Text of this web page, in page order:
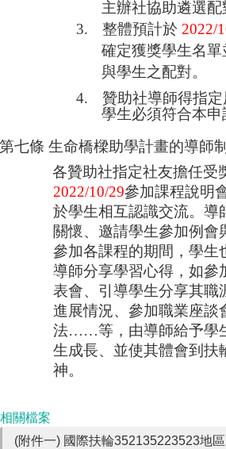
主辦社協助遴選配
3.
整體預計於 2022/
確定獲獎學生名
與學生之配對。
4.
贊助社導師得指
學生必須符合本申
第七條 生命橋樑助學計畫的導師
各贊助社指定社友擔任受
2022/10/29參加課程說明
於學生相互認識交流。導
關懷、邀請學生參加例會
參加各課程的期間，學生
導師分享學習心得，如參
表會、引導學生分享其職
進展情況、參加職業座談
法……等，由導師給予學
生成長、並使其體會到扶
神。
相關檔案
(附件一) 國際扶輪352135223523地